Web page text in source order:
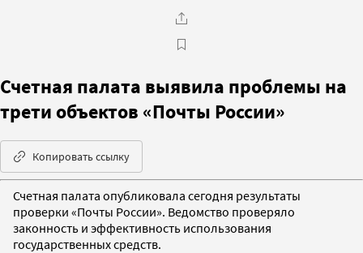
Счетная палата выявила проблемы на
трети объектов «Почты России»
Копировать ссылку
Счетная палата опубликовала сегодня результаты
проверки «Почты России». Ведомство проверяло
законность и эффективность использования
государственных средств.